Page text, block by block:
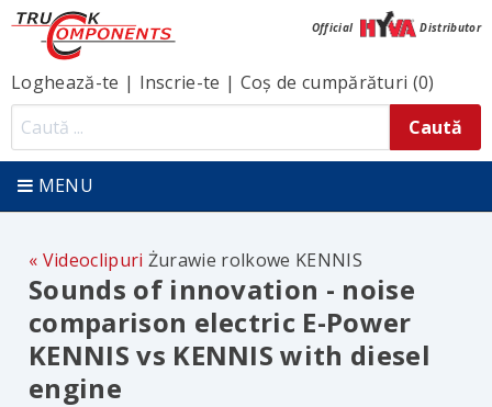
Official Distributor
Loghează-te | Inscrie-te | Coș de cumpărături (0)
MENU
Videoclipuri Żurawie rolkowe KENNIS
Sounds of innovation - noise
comparison electric E-Power
KENNIS vs KENNIS with diesel
engine